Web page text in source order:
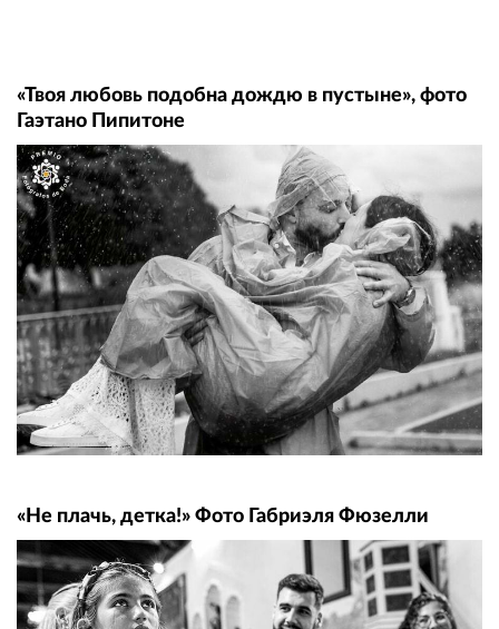
«Твоя любовь подобна дождю в пустыне», фото
Гаэтано Пипитоне
«Не плачь, детка!» Фото Габриэля Фюзелли